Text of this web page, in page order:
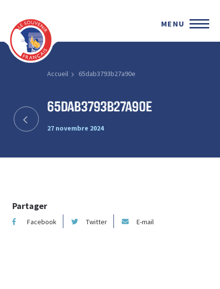
MENU
Accueil 65dab3793b27a90e
65dab3793b27a90e
27 novembre 2024
Partager
Facebook Twitter E-mail